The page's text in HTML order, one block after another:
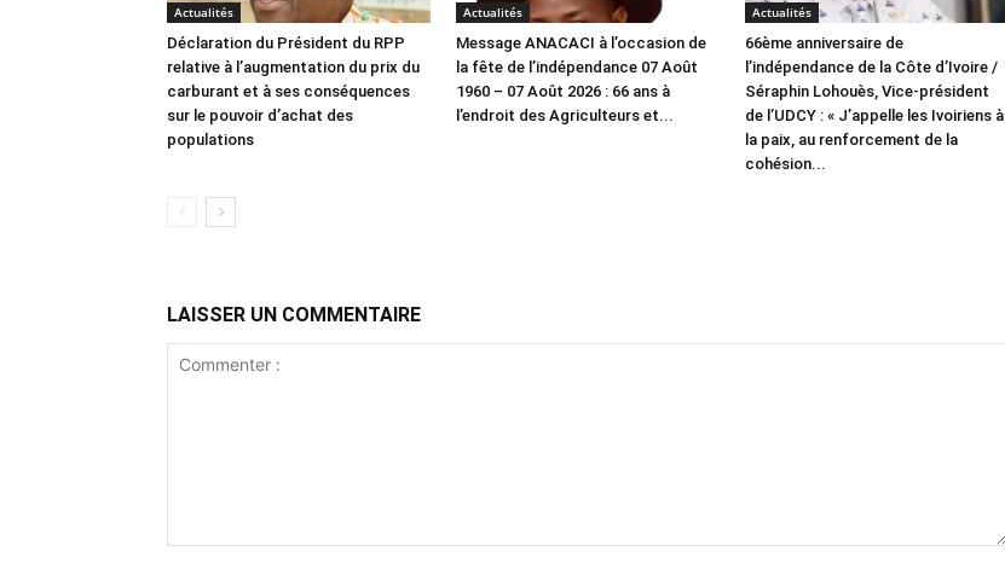
Actualités
Déclaration du Président du RPP
relative à l’augmentation du prix du
carburant et à ses conséquences
sur le pouvoir d’achat des
populations
Actualités
Message ANACACI à l’occasion de
la fête de l’indépendance 07 Août
1960 – 07 Août 2026 : 66 ans à
l’endroit des Agriculteurs et...
Actualités
66ème anniversaire de
l’indépendance de la Côte d’Ivoire /
Séraphin Lohouès, Vice-président
de l’UDCY : « J’appelle les Ivoiriens à
la paix, au renforcement de la
cohésion...
LAISSER UN COMMENTAIRE